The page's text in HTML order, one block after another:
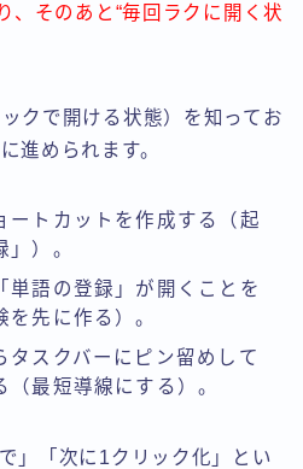
、そのあと“毎回ラクに開く状
クで開ける状態）を知ってお
進められます。
ートカットを作成する（起
）。
単語の登録」が開くことを
先に作る）。
タスクバーにピン留めして
（最短導線にする）。
」「次に1クリック化」とい